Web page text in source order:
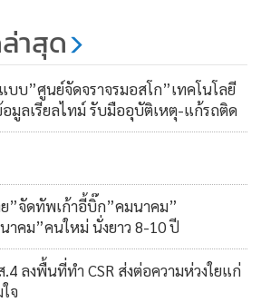
ธรรมเพื่อสุขภาพไร้สารพิษสู้ภัยโค
าสุด
บ”ศูนย์จัดจราจรมอสโก”เทคโนโลยี
อมูลเรียลไทม์ รับมืออุบัติเหตุ-แก้รถติด
”จัดทัพเก้าอี้บิ๊ก”คมนาคม”
าคม”คนใหม่ นั่งยาว 8-10 ปี
ลงพื้นที่ทำ CSR ส่งต่อความห่วงใยแก่
จ